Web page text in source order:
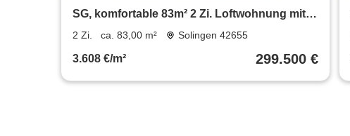
SG, komfortable 83m² 2 Zi. Loftwohnung mit
Unikat-Charakter, Balkon, Stellplatz, EBK
2 Zi. ca. 83,00 m² Solingen 42655
3.608 €/m² 299.500 €